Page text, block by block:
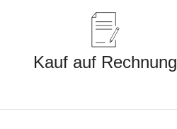
Kauf auf Rechnung